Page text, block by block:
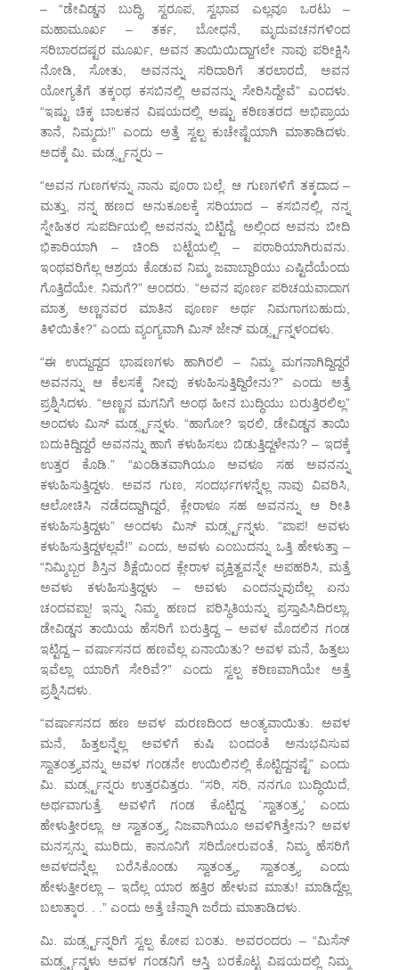
– “ಡೇವಿಡ್ಡನ ಬುದ್ಧಿ, ಸ್ವರೂಪ, ಸ್ವಭಾವ ಎಲ್ಲವೂ ಒರಟು –
ಮಹಾಮೂರ್ಖ – ತರ್ಕ, ಬೋಧನೆ, ಮೃದುವಚನಗಳಿಂದ
ಸರಿಬಾರದಷ್ಟರ ಮೂರ್ಖ, ಅವನ ತಾಯಿಯಿದ್ದಾಗಲೇ ನಾವು ಪರೀಕ್ಷಿಸಿ
ನೋಡಿ, ಸೋತು, ಅವನನ್ನು ಸರಿದಾರಿಗೆ ತರಲಾರದೆ, ಅವನ
ಯೋಗ್ಯತೆಗೆ ತಕ್ಕಂಥ ಕಸಬಿನಲ್ಲಿ ಅವನನ್ನು ಸೇರಿಸಿದ್ದೇವೆ” ಎಂದಳು.
“ಇಷ್ಟು ಚಿಕ್ಕ ಬಾಲಕನ ವಿಷಯದಲ್ಲಿ ಅಷ್ಟು ಕಠಿಣತರದ ಅಭಿಪ್ರಾಯ
ತಾನೆ, ನಿಮ್ಮದು!” ಎಂದು ಅತ್ತೆ ಸ್ವಲ್ಪ ಕುಚೇಷ್ಟೆಯಾಗಿ ಮಾತಾಡಿದಳು.
ಅದಕ್ಕೆ ಮಿ. ಮರ್ಡ್ಸ್ಟನ್ನರು –
“ಅವನ ಗುಣಗಳನ್ನು ನಾನು ಪೂರಾ ಬಲ್ಲೆ. ಆ ಗುಣಗಳಿಗೆ ತಕ್ಕದಾದ –
ಮತ್ತು, ನನ್ನ ಹಣದ ಅನುಕೂಲಕ್ಕೆ ಸರಿಯಾದ – ಕಸಬಿನಲ್ಲಿ, ನನ್ನ
ಸ್ನೇಹಿತರ ಸುಪರ್ದಿಯಲ್ಲಿ ಅವನನ್ನು ಬಿಟ್ಟಿದ್ದೆ. ಅಲ್ಲಿಂದ ಅವನು ಬೀದಿ
ಭಿಕಾರಿಯಾಗಿ – ಚಿಂದಿ ಬಟ್ಟೆಯಲ್ಲಿ – ಪರಾರಿಯಾಗಿರುವನು.
ಇಂಥವರಿಗೆಲ್ಲ ಆಶ್ರಯ ಕೊಡುವ ನಿಮ್ಮ ಜವಾಬ್ದಾರಿಯು ಎಷ್ಟಿದೆಯೆಂದು
ಗೊತ್ತಿದೆಯೇ. ನಿಮಗೆ?” ಅಂದರು. “ಅವನ ಪೂರ್ಣ ಪರಿಚಯವಾದಾಗ
ಮಾತ್ರ ಅಣ್ಣನವರ ಮಾತಿನ ಪೂರ್ಣ ಅರ್ಥ ನಿಮಗಾಗಬಹುದು,
ತಿಳಿಯಿತೇ?” ಎಂದು ವ್ಯಂಗ್ಯವಾಗಿ ಮಿಸ್ ಜೇನ್ ಮರ್ಡ್ಸ್ಟನ್ನಳಂದಳು.
“ಈ ಉದ್ದುದ್ದದ ಭಾಷಣಗಳು ಹಾಗಿರಲಿ – ನಿಮ್ಮ ಮಗನಾಗಿದ್ದಿದ್ದರೆ
ಅವನನ್ನು ಆ ಕೆಲಸಕ್ಕೆ ನೀವು ಕಳುಹಿಸುತ್ತಿದ್ದಿರೇನು?” ಎಂದು ಅತ್ತೆ
ಪ್ರಶ್ನಿಸಿದಳು. “ಅಣ್ಣನ ಮಗನಿಗೆ ಅಂಥ ಹೀನ ಬುದ್ಧಿಯು ಬರುತ್ತಿರಲಿಲ್ಲ”
ಅಂದಳು ಮಿಸ್ ಮರ್ಡ್ಸ್ಟನ್ನಳು. “ಹಾಗೋ? ಇರಲಿ, ಡೇವಿಡ್ಡನ ತಾಯಿ
ಬದುಕಿದ್ದಿದ್ದರೆ ಅವನನ್ನು ಹಾಗೆ ಕಳುಹಿಸಲು ಬಿಡುತ್ತಿದ್ದಳೇನು? – ಇದಕ್ಕೆ
ಉತ್ತರ ಕೊಡಿ.” “ಖಂಡಿತವಾಗಿಯೂ ಅವಳೂ ಸಹ ಅವನನ್ನು
ಕಳುಹಿಸುತ್ತಿದ್ದಳು. ಅವನ ಗುಣ, ಸಂದರ್ಭಗಳನ್ನೆಲ್ಲ ನಾವು ವಿವರಿಸಿ,
ಆಲೋಚಿಸಿ ನಡೆದದ್ದಾಗಿದ್ದರೆ, ಕ್ಲೇರಾಳೂ ಸಹ ಅವನನ್ನು ಆ ರೀತಿ
ಕಳುಹಿಸುತ್ತಿದ್ದಳು” ಅಂದಳು ಮಿಸ್ ಮರ್ಡ್ಸ್ಟನ್ನಳು. “ಪಾಪ! ಅವಳು
ಕಳುಹಿಸುತ್ತಿದ್ದಳಲ್ಲವೆ!” ಎಂದು, ಅವಳು ಎಂಬುದನ್ನು ಒತ್ತಿ ಹೇಳುತ್ತಾ –
“ನಿಮ್ಮಿಬ್ಬರ ಶಿಸ್ತಿನ ಶಿಕ್ಷೆಯಿಂದ ಕ್ಲೇರಾಳ ವ್ಯಕ್ತಿತ್ವವನ್ನೇ ಅಪಹರಿಸಿ, ಮತ್ತೆ
ಅವಳು ಕಳುಹಿಸುತ್ತಿದ್ದಳು – ಅವಳು ಎಂದನ್ನುವುದೆಲ್ಲ ಏನು
ಚಂದವಪ್ಪಾ! ಇನ್ನು ನಿಮ್ಮ ಹಣದ ಪರಿಸ್ಥಿತಿಯನ್ನು ಪ್ರಸ್ತಾಪಿಸಿದಿರಲ್ಲಾ,
ಡೇವಿಡ್ಡನ ತಾಯಿಯ ಹೆಸರಿಗೆ ಬರುತ್ತಿದ್ದ – ಅವಳ ಮೊದಲಿನ ಗಂಡ
ಇಟ್ಟಿದ್ದ – ವರ್ಷಾಸನದ ಹಣವೆಲ್ಲ ಏನಾಯಿತು? ಅವಳ ಮನೆ, ಹಿತ್ತಲು
ಇವೆಲ್ಲಾ ಯಾರಿಗೆ ಸೇರಿವೆ?” ಎಂದು ಸ್ವಲ್ಪ ಕಠಿಣವಾಗಿಯೇ ಅತ್ತೆ
ಪ್ರಶ್ನಿಸಿದಳು.
“ವರ್ಷಾಸನದ ಹಣ ಅವಳ ಮರಣದಿಂದ ಅಂತ್ಯವಾಯಿತು. ಅವಳ
ಮನೆ, ಹಿತ್ತಲನ್ನೆಲ್ಲ ಅವಳಿಗೆ ಕುಷಿ ಬಂದಂತೆ ಅನುಭವಿಸುವ
ಸ್ವಾತಂತ್ರ್ಯವನ್ನು ಅವಳ ಗಂಡನೇ ಉಯಿಲಿನಲ್ಲಿ ಕೊಟ್ಟಿದ್ದನಷ್ಟೆ” ಎಂದು
ಮಿ. ಮರ್ಡ್ಸ್ಟನ್ನರು ಉತ್ತರವಿತ್ತರು. “ಸರಿ, ಸರಿ, ನನಗೂ ಬುದ್ಧಿಯಿದೆ,
ಅರ್ಥವಾಗುತ್ತೆ. ಅವಳಿಗೆ ಗಂಡ ಕೊಟ್ಟಿದ್ದ `ಸ್ವಾತಂತ್ರ್ಯ’ ಎಂದು
ಹೇಳುತ್ತೀರಲ್ಲಾ. ಆ ಸ್ವಾತಂತ್ರ್ಯ ನಿಜವಾಗಿಯೂ ಅವಳಿಗಿತ್ತೇನು? ಅವಳ
ಮನಸ್ಸನ್ನು ಮುರಿದು, ಕಾನೂನಿಗೆ ಸರಿದೋರುವಂತೆ, ನಿಮ್ಮ ಹೆಸರಿಗೆ
ಅವಳದನ್ನೆಲ್ಲ ಬರೆಸಿಕೊಂಡು ಸ್ವಾತಂತ್ರ್ಯ, ಸ್ವಾತಂತ್ರ್ಯ ಎಂದು
ಹೇಳುತ್ತೀರಲ್ಲಾ – ಇದೆಲ್ಲ ಯಾರ ಹತ್ತಿರ ಹೇಳುವ ಮಾತು! ಮಾಡಿದ್ದೆಲ್ಲ
ಬಲಾತ್ಕಾರ. . .” ಎಂದು ಅತ್ತೆ ಚೆನ್ನಾಗಿ ಜರೆದು ಮಾತಾಡಿದಳು.
ಮಿ. ಮರ್ಡ್ಸ್ಟನ್ನರಿಗೆ ಸ್ವಲ್ಪ ಕೋಪ ಬಂತು. ಅವರಂದರು – “ಮಿಸೆಸ್
ಮರ್ಡ್ಸ್ಟನ್ನಳು ಅವಳ ಗಂಡನಿಗೆ ಆಸ್ತಿ ಬರಕೊಟ್ಟ ವಿಷಯದಲ್ಲಿ ನಿಮ್ಮ